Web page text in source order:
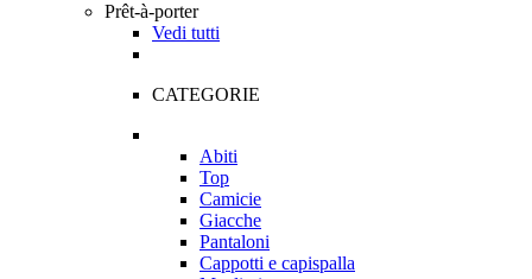
Prêt-à-porter
Vedi tutti
CATEGORIE
Abiti
Top
Camicie
Giacche
Pantaloni
Cappotti e capispalla